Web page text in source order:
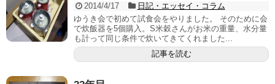
2014/4/17
日記・エッセイ・コラム
ゆうき会で初めて試食会をやりました。 そのために会
で炊飯器を5個購入。S米穀さんがお米の重量、水分量
も計って同じ条件で炊いてきてくれました...
記事を読む